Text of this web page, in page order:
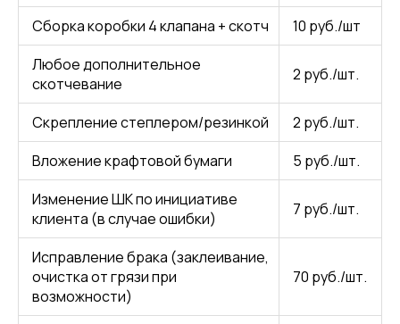
Сборка коробки 4 клапана + скотч
10 руб./шт
Любое дополнительное
скотчевание
2 руб./шт.
Скрепление степлером/резинкой
2 руб./шт.
Вложение крафтовой бумаги
5 руб./шт.
Изменение ШК по инициативе
клиента (в случае ошибки)
7 руб./шт.
Исправление брака (заклеивание,
очистка от грязи при
возможности)
70 руб./шт.